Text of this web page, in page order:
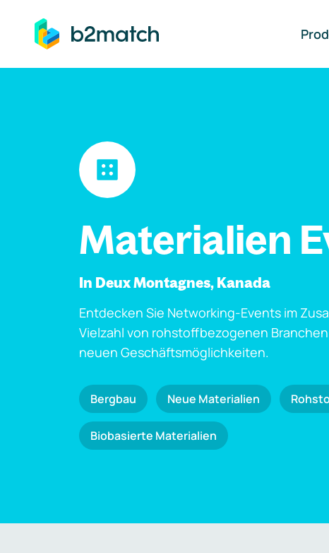
springen
Materialien
In Deux Montagnes, Kanada
Entdecken Sie Networking-Events im
Vielzahl von rohstoffbezogenen
neuen Geschäftsmöglichkeiten.
Bergbau Neue Materialien
Biobasierte Materialien